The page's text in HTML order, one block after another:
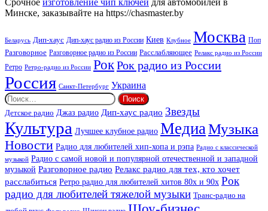
Срочное изготовление чип ключей для автомобилей в
Минске, заказывайте на https://chasmaster.by
Беларусь Дип-хаус Дип-хаус радио из России Киев Клубное Москва Поп
Разговорное Разговорное радио из России Расслабляющее Релакс радио из России
Ретро Ретро-радио из России РокРок радио из России
Россия Санкт-Петербург Украина
Найти:
Детское радио Джаз радио Дип-хаус радио Звезды
Культура Лучшее клубное радио МедиаМузыка
Новости Радио для любителей хип-хопа и рэпа Радио с классической
музыкой Радио с самой новой и популярной отечественной и западной
музыкой Разговорное радио Релакс радио для тех, кто хочет
расслабиться Ретро радио для любителей хитов 80х и 90х Рок
радио для любителей тяжелой музыки Транс-радио на